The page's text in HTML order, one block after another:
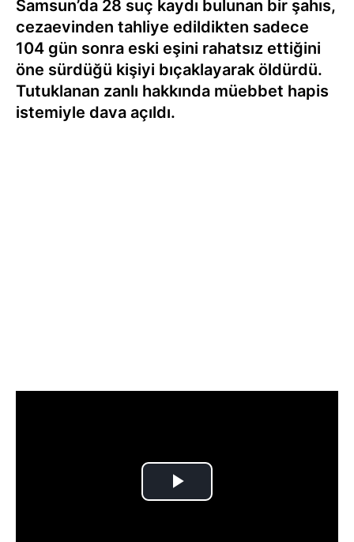
Samsun’da 28 suç kaydı bulunan bir şahıs,
cezaevinden tahliye edildikten sadece
104 gün sonra eski eşini rahatsız ettiğini
öne sürdüğü kişiyi bıçaklayarak öldürdü.
Tutuklanan zanlı hakkında müebbet hapis
istemiyle dava açıldı.